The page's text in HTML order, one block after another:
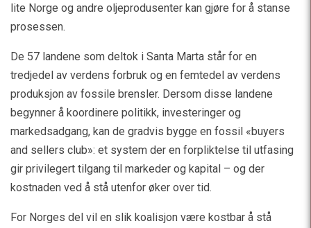
lite Norge og andre oljeprodusenter kan gjøre for å stanse
prosessen.
De 57 landene som deltok i Santa Marta står for en
tredjedel av verdens forbruk og en femtedel av verdens
produksjon av fossile brensler. Dersom disse landene
begynner å koordinere politikk, investeringer og
markedsadgang, kan de gradvis bygge en fossil «buyers
and sellers club»: et system der en forpliktelse til utfasing
gir privilegert tilgang til markeder og kapital – og der
kostnaden ved å stå utenfor øker over tid.
For Norges del vil en slik koalisjon være kostbar å stå